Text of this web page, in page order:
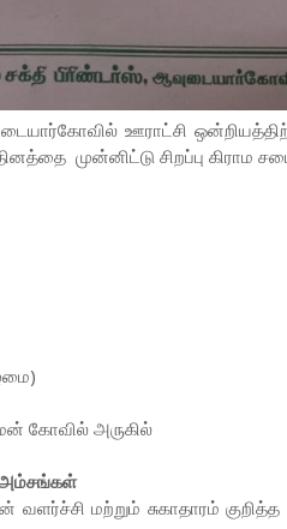
ஊராட்சி
முன்னிட்டு சிறப்பு கிராம
கோவில் அருகில்
அம்சங்கள்
மற்றும் சுகாதாரம்